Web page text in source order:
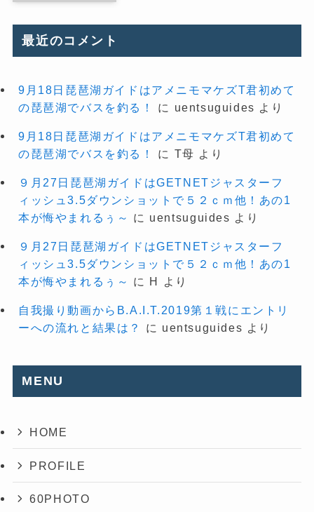
最近のコメント
9月18日琵琶湖ガイドはアメニモマケズT君初めて
の琵琶湖でバスを釣る！
に uentsuguides より
9月18日琵琶湖ガイドはアメニモマケズT君初めて
の琵琶湖でバスを釣る！
に T母 より
９月27日琵琶湖ガイドはGETNETジャスターフ
ィッシュ3.5ダウンショットで５２ｃｍ他！あの1
本が悔やまれるぅ～
に uentsuguides より
９月27日琵琶湖ガイドはGETNETジャスターフ
ィッシュ3.5ダウンショットで５２ｃｍ他！あの1
本が悔やまれるぅ～
に H より
自我撮り動画からB.A.I.T.2019第１戦にエントリ
ーへの流れと結果は？
に uentsuguides より
MENU
HOME
PROFILE
60PHOTO